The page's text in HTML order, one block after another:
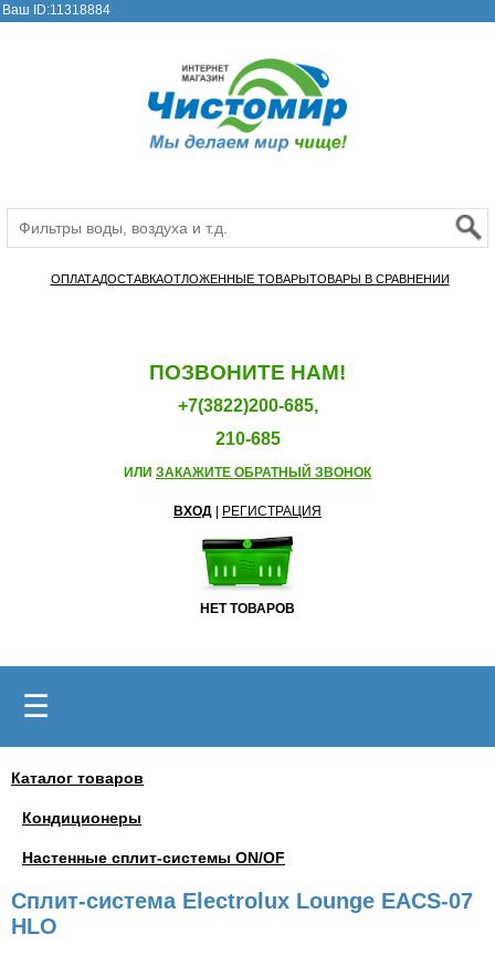
Ваш ID:11318884
ОПЛАТАДОСТАВКАОТЛОЖЕННЫЕ ТОВАРЫТОВАРЫ В СРАВНЕНИИ
ПОЗВОНИТЕ НАМ!
+7(3822)200-685,
210-685
ИЛИ ЗАКАЖИТЕ ОБРАТНЫЙ ЗВОНОК
ВХОД РЕГИСТРАЦИЯ
НЕТ ТОВАРОВ
☰
Каталог товаров
Кондиционеры
Настенные сплит-системы ON/OF
Сплит-система Electrolux Lounge EACS-07
HLO